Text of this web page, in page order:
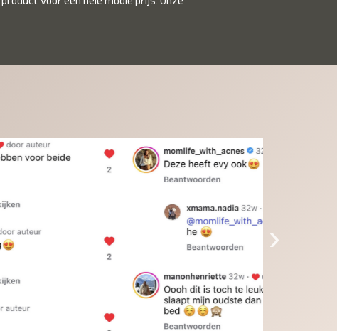
twijfelen gewoon doen, het is het waard.
›